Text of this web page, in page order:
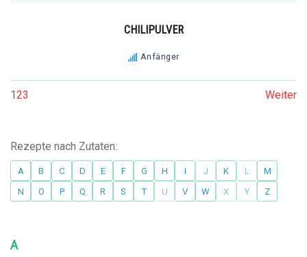
CHILIPULVER
Anfänger
123 Weiter
Rezepte nach Zutaten:
A B C D E F G H I J K L
M
N
O P Q R S T U V W X Y Z
A